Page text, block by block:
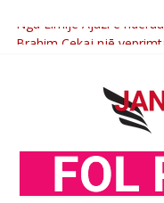
Brahim Çekaj njē
Çlirimtari Agron
Mimoza Gjoni artiste e